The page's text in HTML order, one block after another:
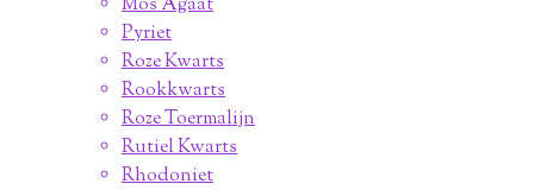
Mos Agaat
Pyriet
Roze Kwarts
Rookkwarts
Roze Toermalijn
Rutiel Kwarts
Rhodoniet